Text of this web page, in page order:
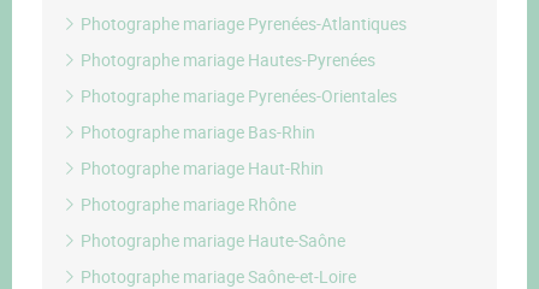
Photographe mariage Pyrenées-Atlantiques
Photographe mariage Hautes-Pyrenées
Photographe mariage Pyrenées-Orientales
Photographe mariage Bas-Rhin
Photographe mariage Haut-Rhin
Photographe mariage Rhône
Photographe mariage Haute-Saône
Photographe mariage Saône-et-Loire